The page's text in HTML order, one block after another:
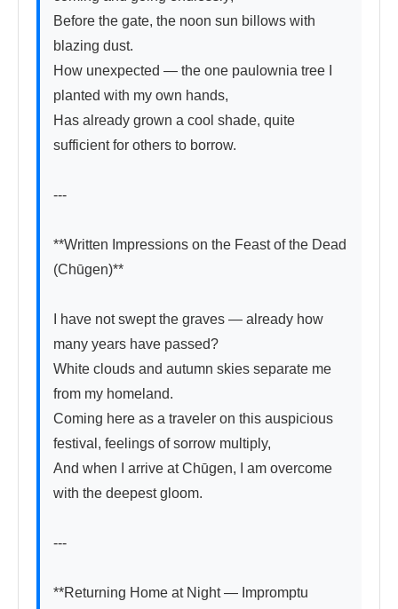
Before the gate, the noon sun billows with
blazing dust.
How unexpected — the one paulownia tree I
planted with my own hands,
Has already grown a cool shade, quite
sufficient for others to borrow.
---
**Written Impressions on the Feast of the Dead
(Chūgen)**
I have not swept the graves — already how
many years have passed?
White clouds and autumn skies separate me
from my homeland.
Coming here as a traveler on this auspicious
festival, feelings of sorrow multiply,
And when I arrive at Chūgen, I am overcome
with the deepest gloom.
---
**Returning Home at Night — Impromptu